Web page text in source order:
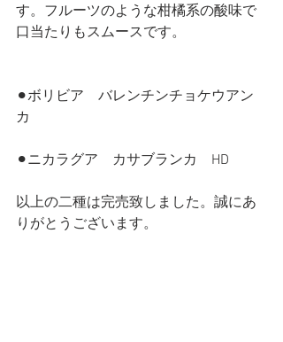
す。フルーツのような柑橘系の酸味で
口当たりもスムースです。
⚫︎ボリビア　バレンチンチョケウアン
カ
⚫︎ニカラグア　カサブランカ　HD
以上の二種は完売致しました。誠にあ
りがとうございます。